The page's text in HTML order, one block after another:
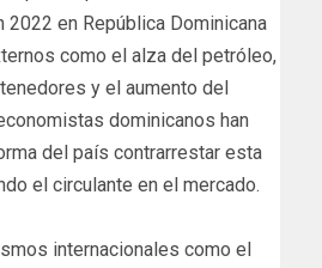
2022 en República Dominicana
como el alza del petróleo,
y el aumento del
dominicanos han
del país contrarrestar esta
el circulante en el mercado.
internacionales como el